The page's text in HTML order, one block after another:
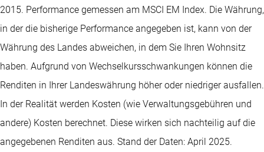
2015. Performance gemessen am MSCI EM Index. Die Währung,
in der die bisherige Performance angegeben ist, kann von der
Währung des Landes abweichen, in dem Sie Ihren Wohnsitz
haben. Aufgrund von Wechselkursschwankungen können die
Renditen in Ihrer Landeswährung höher oder niedriger ausfallen.
In der Realität werden Kosten (wie Verwaltungsgebühren und
andere) Kosten berechnet. Diese wirken sich nachteilig auf die
angegebenen Renditen aus. Stand der Daten: April 2025.